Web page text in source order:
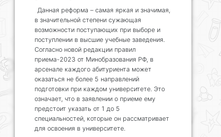
Данная реформа – самая яркая и значимая,
в значительной степени сужающая
возможности поступающих при выборе и
поступлении в высшие учебные заведения.
Согласно новой редакции правил
приема-2023 от Минобразования РФ, в
арсенале каждого абитуриента может
оказаться не более 5 направлений
подготовки при каждом университете. Это
означает, что в заявлении о приеме ему
предстоит указать от 1 до 5
специальностей, которые он рассматривает
для освоения в университете.